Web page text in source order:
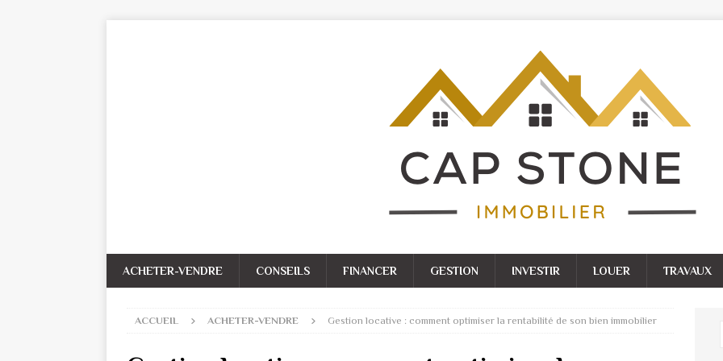
ACHETER-VENDRE CONSEILS FINANCER GESTION INVESTIR LOUER TRAVAUX
ACCUEIL ACHETER-VENDRE Gestion locative : comment optimiser la rentabilité de son bien immobilier